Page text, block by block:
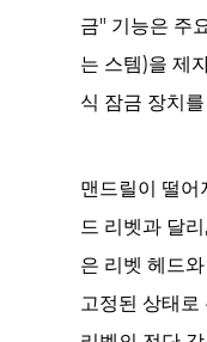
금" 기능은 주
는 스템)을 제
식 잠금 장치
맨드릴이 떨어
드 리벳과 달
은 리벳 헤드
고정된 상태로